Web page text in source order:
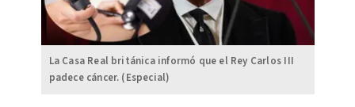
La Casa Real británica informó que el Rey Carlos III
padece cáncer. (Especial)